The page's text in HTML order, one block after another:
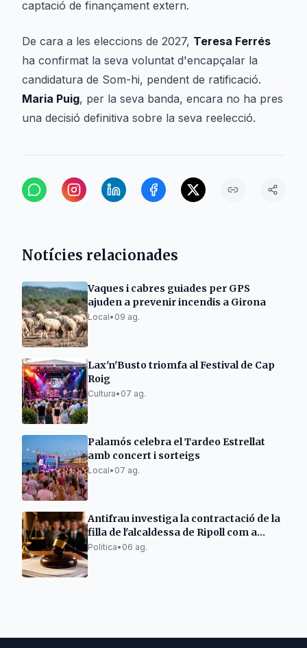
captació de finançament extern.
De cara a les eleccions de 2027, Teresa Ferrés
ha confirmat la seva voluntat d'encapçalar la
candidatura de Som-hi, pendent de ratificació.
Maria Puig, per la seva banda, encara no ha pres
una decisió definitiva sobre la seva reelecció.
Notícies relacionades
Vaques i cabres guiades per GPS
ajuden a prevenir incendis a Girona
Local• 09 ag.
Lax'n'Busto triomfa al Festival de Cap
Roig
Cultura• 07 ag.
Palamós celebra el Tardeo Estrellat
amb concert i sorteigs
Local• 07 ag.
Antifrau investiga la contractació de la
filla de l'alcaldessa de Ripoll com a
policia
Política• 06 ag.